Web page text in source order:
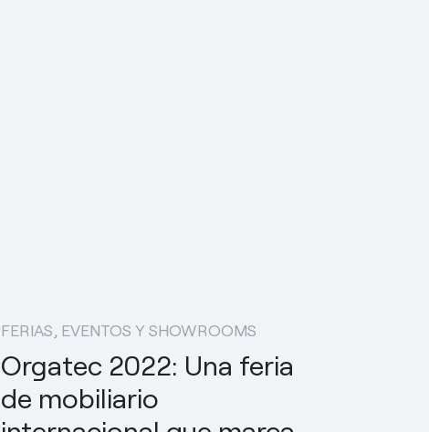
FERIAS, EVENTOS Y SHOWROOMS
Orgatec 2022: Una feria
de mobiliario